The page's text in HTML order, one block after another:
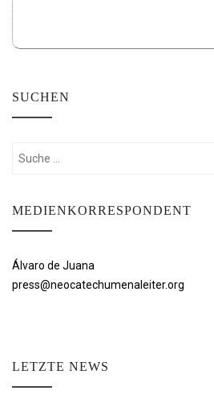
SUCHEN
Suchen
MEDIENKORRESPONDENT
Álvaro de Juana
press@neocatechumenaleiter.org
LETZTE NEWS